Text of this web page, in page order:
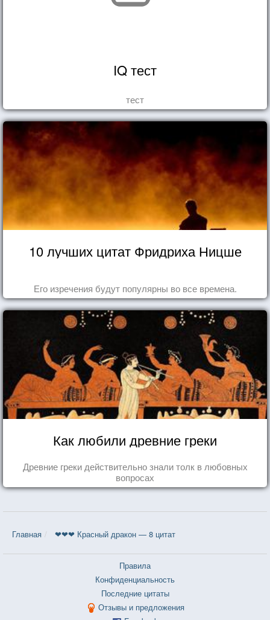
IQ тест
тест
10 лучших цитат Фридриха Ницше
Его изречения будут популярны во все времена.
Как любили древние греки
Древние греки действительно знали толк в любовных
вопросах
Главная ❤❤❤ Красный дракон — 8 цитат
Правила
Конфиденциальность
Последние цитаты
Отзывы и предложения